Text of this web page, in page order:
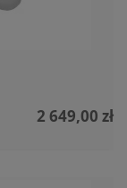
2 649,00 zł